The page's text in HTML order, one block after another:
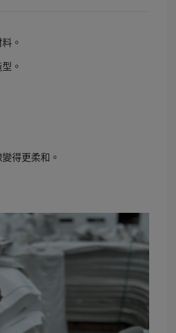
。
。
得更柔和。